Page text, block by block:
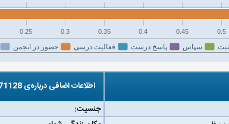
سپاس پاسخ درست فعالیت درسی حضور در انجمن
0.25 0.3 0.35 0.4 0.45 0.5
اطلاعات اضافی درباره‌ی mac_71128
جنسیت: